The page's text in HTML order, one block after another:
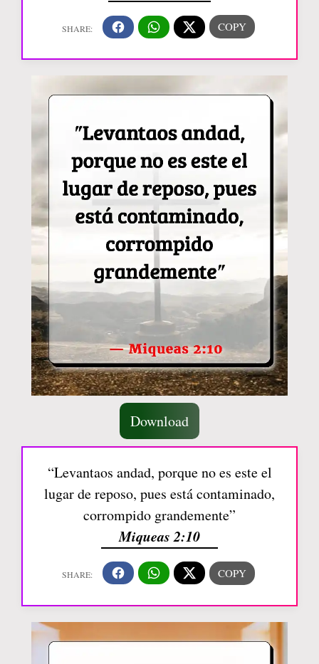
Download
“Levantaos andad, porque no es este el
lugar de reposo, pues está contaminado,
corrompido grandemente”
Miqueas 2:10